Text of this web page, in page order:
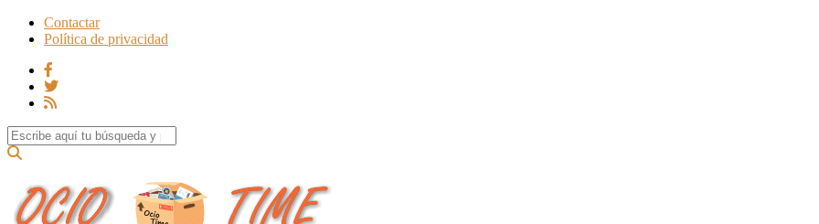
Contactar
Política de privacidad
Search for: